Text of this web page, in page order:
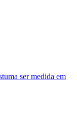
ser medida em